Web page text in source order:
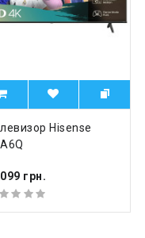
Hisense
грн.